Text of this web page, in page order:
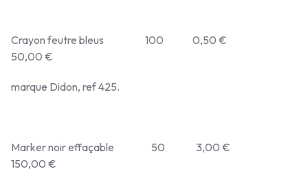
Crayon feutre bleus 100 0,50 €
50,00 €
marque Didon, ref 425.
Marker noir effaçable 50 3,00 €
150,00 €